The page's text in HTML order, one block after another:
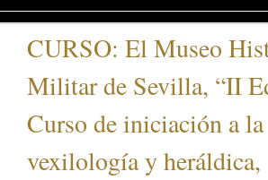
CURSO: El Museo
Militar de Sevilla, “II
Curso de iniciación a la
vexilología y heráldica,